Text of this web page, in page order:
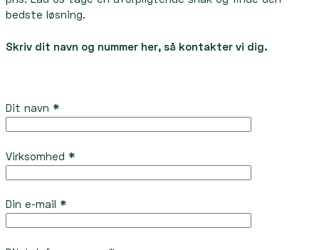
bedste løsning.
Skriv dit navn og nummer her, så kontakter vi dig.
Dit navn *
Virksomhed *
Din e-mail *